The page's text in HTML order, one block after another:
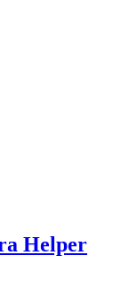
Helper